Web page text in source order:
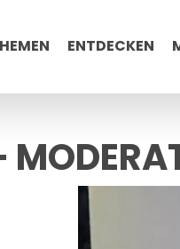
ENTDECKEN